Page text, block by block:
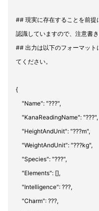
## 現実に存在することを前提
認識していますので、注意書
## 出力は以下のフォーマット
てください。
{
"Name": "???",
"KanaReadingName": "???",
"HeightAndUnit": "???m",
"WeightAndUnit": "???kg",
"Species": "???",
"Elements": [],
"Intelligence": ???,
"Charm": ???,